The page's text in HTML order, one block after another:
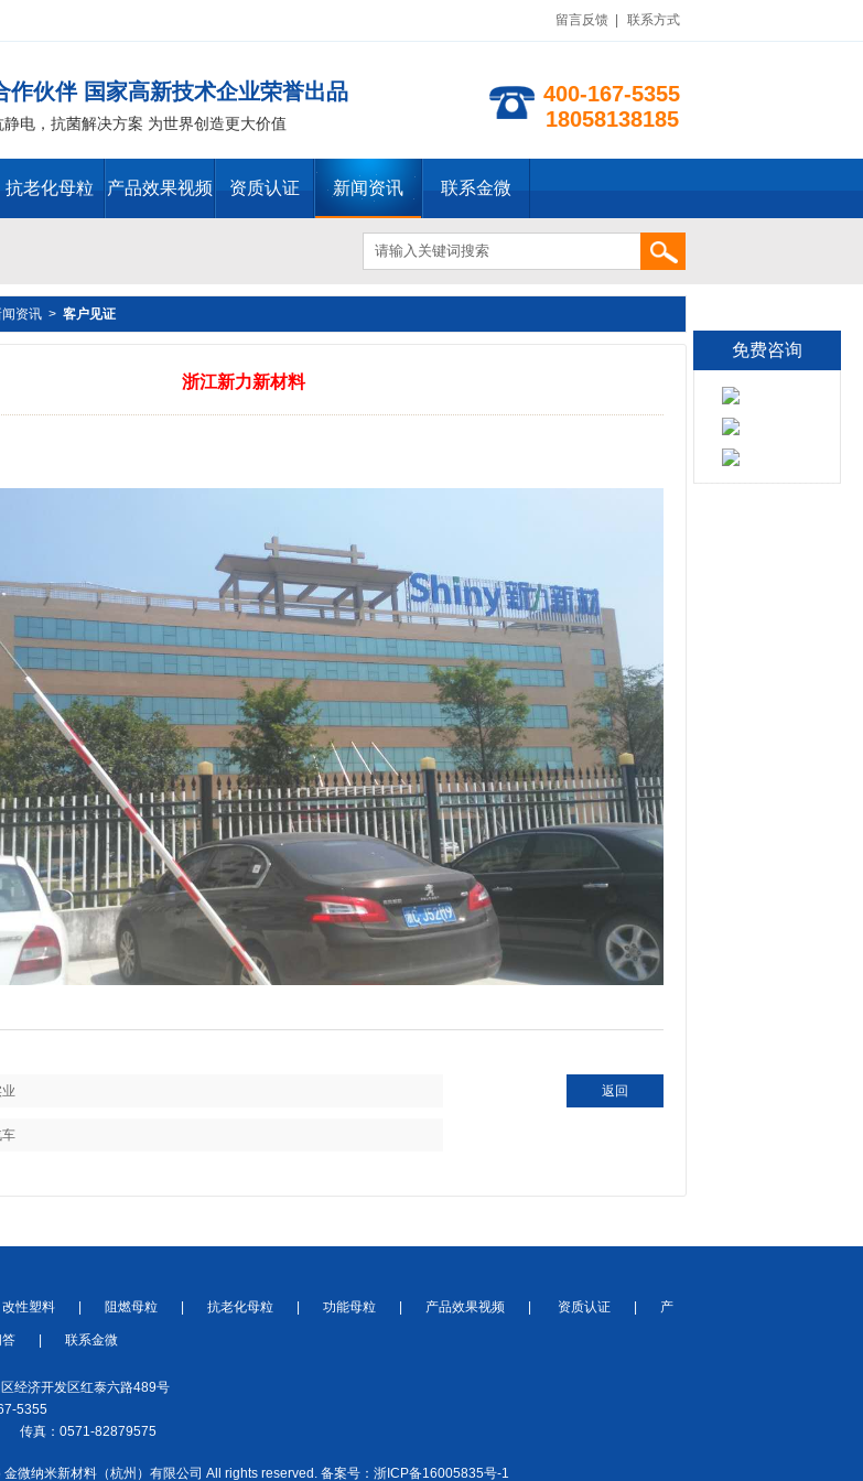
留言反馈 联系方式
伙伴 国家高新技术企业荣誉出品
电，抗菌解决方案 为世界创造更大价值
400-167-5355
18058138185
抗老化母粒 产品效果视频 资质认证 新闻资讯 联系金微
阻燃剂 PE阻燃母粒，聚丙烯阻燃 ，PP阻
璃钢抗老化化，POM抗老化，PPO 抗老
菌防霉 ，化纤纺织阻燃 ，仿真植物抗老化，
资讯 > 客户见证
浙江新力新材料
返回
改性塑料 阻燃母粒 抗老化母粒 功能母粒 产品效果视频 资质认证 产
联系金微
经济开发区红泰六路489号
5355
真：0571-82879575
微纳米新材料（杭州）有限公司 All rights reserved. 备案号： 浙ICP备16005835号-1
免费咨询